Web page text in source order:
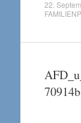
22.
70914b